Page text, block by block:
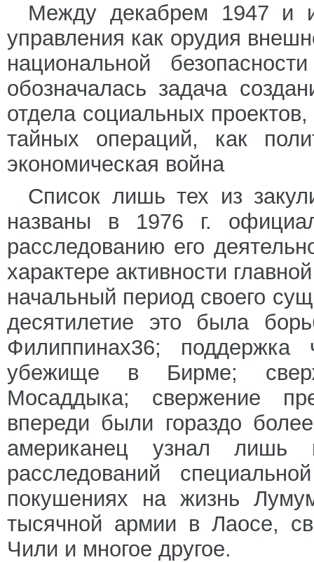
Между декабрем 1947 и
управления как орудия
национальной
обозначалась задача
отдела социальных
тайных операций, как
экономическая война
Список лишь тех из
названы в 1976 г.
расследованию его
характере активности
начальный период своего
десятилетие это была
Филиппинах36; поддержка
убежище в Бирме;
Мосаддыка; свержение
впереди были гораздо
американец узнал
расследований
покушениях на жизнь
тысячной армии в Лаосе,
Чили и многое другое.